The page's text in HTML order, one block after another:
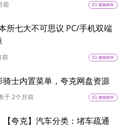
前 sports_esports 游戏/软件
所七大不可思议 PC/手机双端
前 sports_esports 游戏/软件
士内置菜单，夸克网盘资源
于 2个月前 sports_esports 游戏/软件
【夸克】汽车分类：堵车疏通